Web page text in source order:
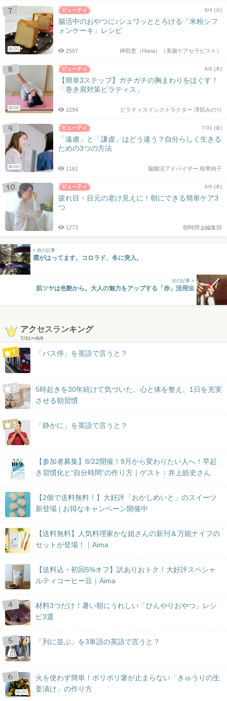
BLOG
8/4 (火)
腸活中のおやつに♪シュワッととろける「米粉シフ
ォンケーキ」レシピ
神田恵（Hana）（美腸ケアセラピスト）
2567
BLOG
8/6 (木)
【簡単3ステップ】ガチガチの胸まわりをほぐす！
「巻き肩対策ピラティス」
ピラティスインストラクター 澤田みのり
2294
BLOG
7/31 (金)
「遠慮」と「謙虚」はどう違う？自分らしく生きる
ための3つの方法
脳腸活アドバイザー 桜華純子
1161
8/6 (木)
疲れ目・目元の老け見えに！朝にできる簡単ケア3
つ
朝時間.jp編集部
1273
« 前の記事
霜がはってます。コロラド、冬に突入。
次の記事 »
肌ツヤは色艶から。大人の魅力をアップする「赤」活用法
アクセスランキング
7/31〜8/6
「バス停」を英語で言うと？
5時起きを30年続けて気づいた。心と体を整え、1日を充実
させる朝習慣
「静かに」を英語で言うと？
【参加者募集】8/22開催！9月から変わりたい人へ！早起
き習慣化と“自分時間”の作り方｜ゲスト：井上皓史さん
【2個で送料無料！】大好評「おかしめいと」のスイーツ
新登場 | お得なキャンペーン開催中
【送料無料】人気料理家かな姐さんの新刊＆万能ナイフの
セットが登場！｜Aima
【送料込・初回5%オフ】訳ありおトク！大好評スペシャ
ルティコーヒー豆｜Aima
材料3つだけ！暑い朝にうれしい「ひんやりおやつ」レシ
ピ3選
「列に並ぶ」を3単語の英語で言うと？
BLOG
火を使わず簡単！ポリポリ箸が止まらない「きゅうりの生
姜漬け」の作り方